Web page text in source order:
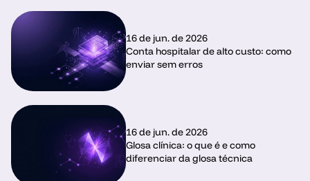
16 de jun. de 2026
Conta hospitalar de alto custo: como
enviar sem erros
16 de jun. de 2026
Glosa clínica: o que é e como
diferenciar da glosa técnica